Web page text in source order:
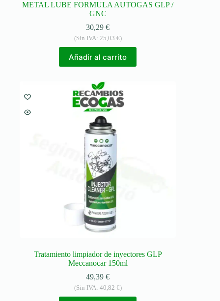
METAL LUBE FORMULA AUTOGAS GLP /
GNC
30,29€
(Sin IVA: 25,03 €)
Añadir al carrito
Tratamiento limpiador de inyectores GLP
Meccanocar 150ml
49,39€
(Sin IVA: 40,82 €)